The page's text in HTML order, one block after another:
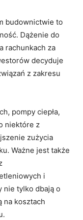
⁣budownictwie to
Dążenie ⁤do
rachunkach za
decyduje
z zakresu
‍pompy ciepła,
niektóre z
zużycia
⁣Ważne jest‍ także
i
nie tylko dbają o
na kosztach